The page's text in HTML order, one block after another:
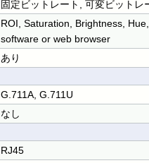
固定ビットレート, 可変ビットレ
ROI, Saturation, Brightness,
software or web browser
あり
G.711A, G.711U
なし
RJ45